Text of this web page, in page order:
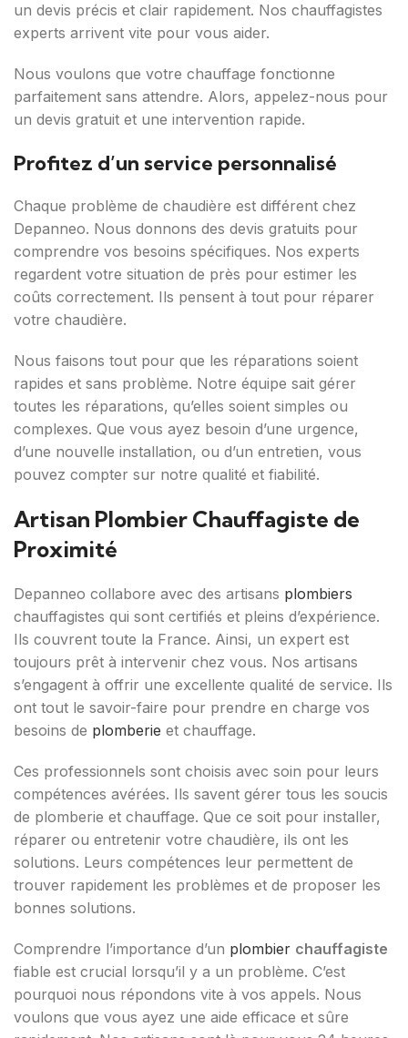
un devis précis et clair rapidement. Nos chauffagistes
experts arrivent vite pour vous aider.
Nous voulons que votre chauffage fonctionne
parfaitement sans attendre. Alors, appelez-nous pour
un devis gratuit et une intervention rapide.
Profitez d’un service personnalisé
Chaque problème de chaudière est différent chez
Depanneo. Nous donnons des devis gratuits pour
comprendre vos besoins spécifiques. Nos experts
regardent votre situation de près pour estimer les
coûts correctement. Ils pensent à tout pour réparer
votre chaudière.
Nous faisons tout pour que les réparations soient
rapides et sans problème. Notre équipe sait gérer
toutes les réparations, qu’elles soient simples ou
complexes. Que vous ayez besoin d’une urgence,
d’une nouvelle installation, ou d’un entretien, vous
pouvez compter sur notre qualité et fiabilité.
Artisan Plombier Chauffagiste de
Proximité
Depanneo collabore avec des artisans plombiers
chauffagistes qui sont certifiés et pleins d’expérience.
Ils couvrent toute la France. Ainsi, un expert est
toujours prêt à intervenir chez vous. Nos artisans
s’engagent à offrir une excellente qualité de service. Ils
ont tout le savoir-faire pour prendre en charge vos
besoins de plomberie et chauffage.
Ces professionnels sont choisis avec soin pour leurs
compétences avérées. Ils savent gérer tous les soucis
de plomberie et chauffage. Que ce soit pour installer,
réparer ou entretenir votre chaudière, ils ont les
solutions. Leurs compétences leur permettent de
trouver rapidement les problèmes et de proposer les
bonnes solutions.
Comprendre l’importance d’un plombier chauffagiste
fiable est crucial lorsqu’il y a un problème. C’est
pourquoi nous répondons vite à vos appels. Nous
voulons que vous ayez une aide efficace et sûre